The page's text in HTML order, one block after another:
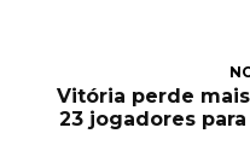
Vitória perde
23 jogadores